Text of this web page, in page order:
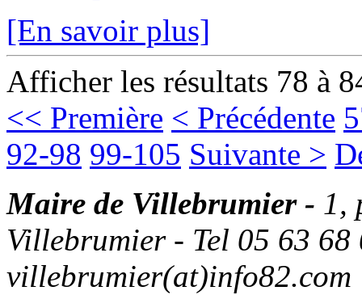
[En savoir plus]
Afficher les résultats 78 à
<< Première < Précédente
92-98 99-105 Suivante >
Maire de Villebrumier - 1,
Villebrumier - Tel 05 63
villebrumier(at)info82.com